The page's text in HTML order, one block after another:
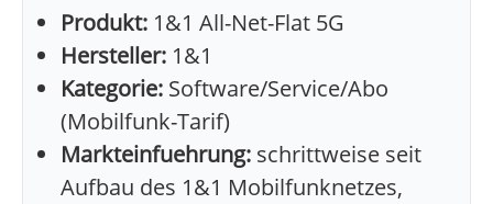
Produkt: 1&1 All-Net-Flat 5G
Hersteller: 1&1
Kategorie: Software/Service/Abo
(Mobilfunk-Tarif)
Markteinfuehrung: schrittweise seit
Aufbau des 1&1 Mobilfunknetzes,